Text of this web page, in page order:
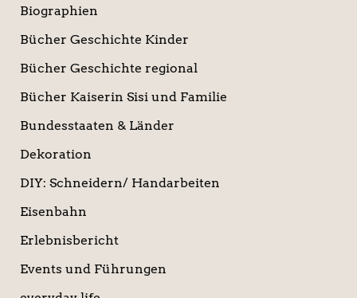
Biographien
Bücher Geschichte Kinder
Bücher Geschichte regional
Bücher Kaiserin Sisi und Familie
Bundesstaaten & Länder
Dekoration
DIY: Schneidern/ Handarbeiten
Eisenbahn
Erlebnisbericht
Events und Führungen